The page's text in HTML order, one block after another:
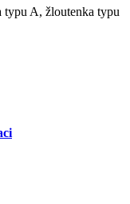
typu A, žloutenka typu